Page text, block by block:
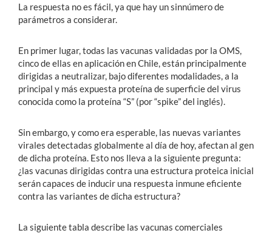
La respuesta no es fácil, ya que hay un sinnúmero de
parámetros a considerar.
En primer lugar, todas las vacunas validadas por la OMS,
cinco de ellas en aplicación en Chile, están principalmente
dirigidas a neutralizar, bajo diferentes modalidades, a la
principal y más expuesta proteína de superficie del virus
conocida como la proteína “S” (por “spike” del inglés).
Sin embargo, y como era esperable, las nuevas variantes
virales detectadas globalmente al día de hoy, afectan al gen
de dicha proteína. Esto nos lleva a la siguiente pregunta:
¿las vacunas dirigidas contra una estructura proteica inicial
serán capaces de inducir una respuesta inmune eficiente
contra las variantes de dicha estructura?
La siguiente tabla describe las vacunas comerciales